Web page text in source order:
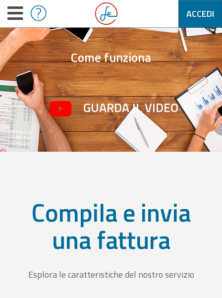
ACCEDI
Come funziona
GUARDA IL VIDEO
Compila e invia
una fattura
Esplora le caratteristiche del nostro servizio